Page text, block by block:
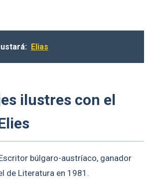
Elias
ilustres con el
búlgaro-austríaco, ganador
de Literatura en 1981.